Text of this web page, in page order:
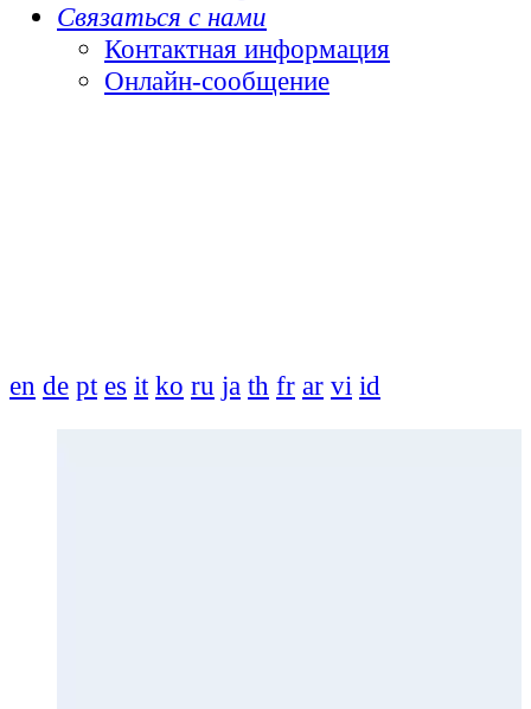
Связаться с нами
Контактная информация
Онлайн-сообщение
en de pt es it ko ru ja th fr ar vi id